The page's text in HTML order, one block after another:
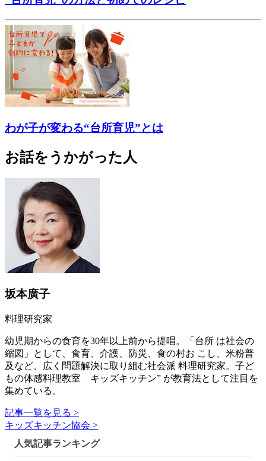
わが子が変わる“台所育児”とは
お話をうかがった人
坂本廣子
料理研究家
幼児期からの食育を30年以上前から提唱。「台所 は社会の
縮図」として、食育、介護、防災、食の村お こし、米粉普
及など、広く問題解決に取り組む社会派 料理研究家。子ど
もの体感料理教室 キッズキッチン” が教育法として注目を
集めている。
記事一覧を見る >
キッズキッチン協会 >
人気記事ランキング